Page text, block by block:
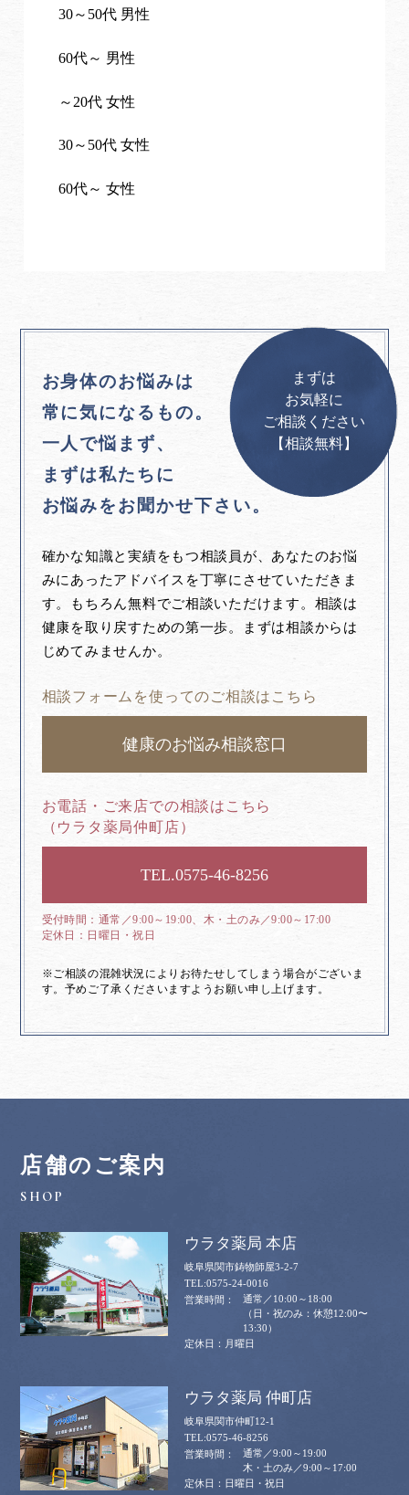
30～50代 男性
60代～ 男性
～20代 女性
30～50代 女性
60代～ 女性
お身体のお悩みは
常に気になるもの。
一人で悩まず、
まずは私たちに
お悩みをお聞かせ下さい。
確かな知識と実績をもつ相談員が、あなたのお悩
みにあったアドバイスを丁寧にさせていただきま
す。もちろん無料でご相談いただけます。相談は
健康を取り戻すための第一歩。まずは相談からは
じめてみませんか。
相談フォームを使ってのご相談はこちら
健康のお悩み相談窓口
お電話・ご来店での相談はこちら
（ウラタ薬局仲町店）
0575-46-8256
通常／9:00～19:00、木・土のみ／9:00～17:00
日曜日・祝日
※ご相談の混雑状況によりお待たせしてしまう場合がございま
す。予めご了承くださいますようお願い申し上げます。
まずは
お気軽に
ご相談ください
【相談無料】
店舗のご案内
ウラタ薬局 本店
岐阜県関市鋳物師屋3-2-7
0575-24-0016
通常／10:00～18:00
（日・祝のみ：休憩12:00〜
13:30）
月曜日
ウラタ薬局 仲町店
岐阜県関市仲町12-1
0575-46-8256
通常／9:00～19:00
木・土のみ／9:00～17:00
日曜日・祝日